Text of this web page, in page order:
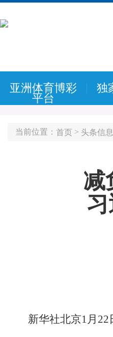
亚洲体育博彩
平台
独
当前位置： 首页 > 头条信息
减
新华社北京1月22